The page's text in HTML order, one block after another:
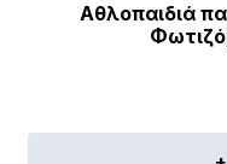
Αθλοπαιδιά